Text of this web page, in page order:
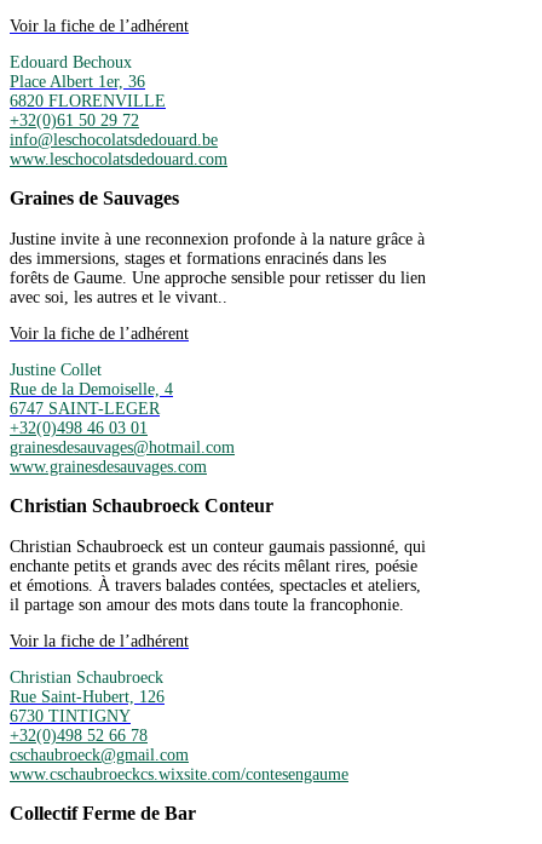
Voir la fiche de l’adhérent
Edouard Bechoux
Place Albert 1er, 36
6820 FLORENVILLE
+32(0)61 50 29 72
info@leschocolatsdedouard.be
www.leschocolatsdedouard.com
Graines de Sauvages
Justine invite à une reconnexion profonde à la nature grâce à
des immersions, stages et formations enracinés dans les
forêts de Gaume. Une approche sensible pour retisser du lien
avec soi, les autres et le vivant..
Voir la fiche de l’adhérent
Justine Collet
Rue de la Demoiselle, 4
6747 SAINT-LEGER
+32(0)498 46 03 01
grainesdesauvages@hotmail.com
www.grainesdesauvages.com
Christian Schaubroeck Conteur
Christian Schaubroeck est un conteur gaumais passionné, qui
enchante petits et grands avec des récits mêlant rires, poésie
et émotions. À travers balades contées, spectacles et ateliers,
il partage son amour des mots dans toute la francophonie.
Voir la fiche de l’adhérent
Christian Schaubroeck
Rue Saint-Hubert, 126
6730 TINTIGNY
+32(0)498 52 66 78
cschaubroeck@gmail.com
www.cschaubroeckcs.wixsite.com/contesengaume
Collectif Ferme de Bar